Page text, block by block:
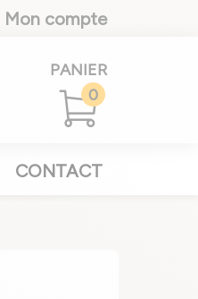
Mon compte
PANIER
0
CONTACT